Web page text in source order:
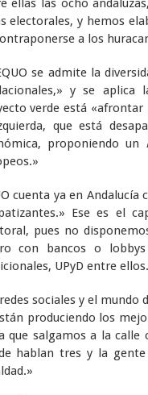
ellas las ocho
electorales, y hemos
a los
se admite la
y se aplica
verde está
que está
proponiendo un
cuenta ya en
Ese es el
pues no
con bancos o
UPyD entre
sociales y el
produciendo los
que salgamos a la calle
hablan tres y la